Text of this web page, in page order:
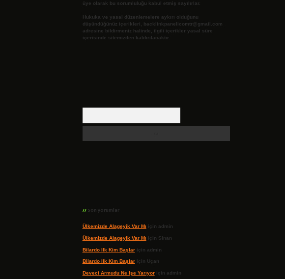
üye olarak bu sorumluluğu kabul etmiş sayılırlar.
Hukuka ve yasal düzenlemelere aykırı olduğunu
düşündüğünüz içerikleri,
backlinkpanelicomtr@gmail.com
adresine bildirmeniz halinde, ilgili içerikler yasal süre
içerisinde sitemizden kaldırılacaktır.
Son yorumlar
Ülkemizde Alageyik Var Mı için admin
Ülkemizde Alageyik Var Mı için Sinan
Bilardo Ilk Kim Başlariçin admin
Bilardo Ilk Kim Başlariçin Uçan
Deveci Armudu Ne Işe Yarıyoriçin admin